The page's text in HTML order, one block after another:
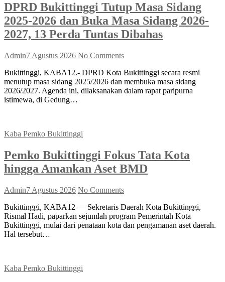
DPRD Bukittinggi Tutup Masa Sidang
2025-2026 dan Buka Masa Sidang 2026-
2027, 13 Perda Tuntas Dibahas
Admin7 Agustus 2026 No Comments
Bukittinggi, KABA12.- DPRD Kota Bukittinggi secara resmi
menutup masa sidang 2025/2026 dan membuka masa sidang
2026/2027. Agenda ini, dilaksanakan dalam rapat paripurna
istimewa, di Gedung…
Kaba Pemko Bukittinggi
Pemko Bukittinggi Fokus Tata Kota
hingga Amankan Aset BMD
Admin7 Agustus 2026 No Comments
Bukittinggi, KABA12 — Sekretaris Daerah Kota Bukittinggi,
Rismal Hadi, paparkan sejumlah program Pemerintah Kota
Bukittinggi, mulai dari penataan kota dan pengamanan aset daerah.
Hal tersebut…
Kaba Pemko Bukittinggi